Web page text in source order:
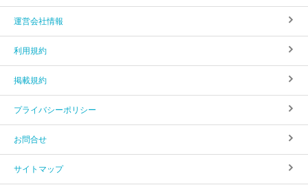
運営会社情報
利用規約
掲載規約
プライバシーポリシー
お問合せ
サイトマップ